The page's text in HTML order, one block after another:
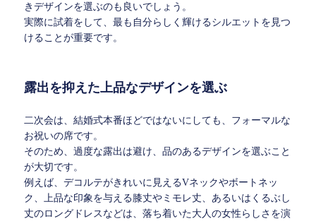
きデザインを選ぶのも良いでしょう。
実際に試着をして、最も自分らしく輝けるシルエットを見つ
けることが重要です。
露出を抑えた上品なデザインを選ぶ
二次会は、結婚式本番ほどではないにしても、フォーマルな
お祝いの席です。
そのため、過度な露出は避け、品のあるデザインを選ぶこと
が大切です。
例えば、デコルテがきれいに見えるVネックやボートネッ
ク、上品な印象を与える膝丈やミモレ丈、あるいはくるぶし
丈のロングドレスなどは、落ち着いた大人の女性らしさを演